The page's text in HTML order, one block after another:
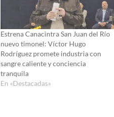
Estrena Canacintra San Juan del Río
nuevo timonel: Víctor Hugo
Rodríguez promete industria con
sangre caliente y conciencia
tranquila
En «Destacadas»